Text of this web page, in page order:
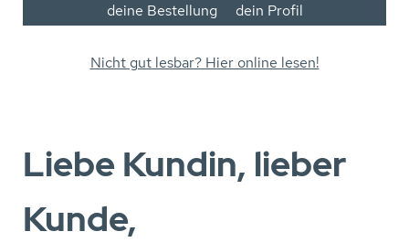
deine Bestellung dein Profil
Nicht gut lesbar? Hier online lesen!
Liebe Kundin, lieber
Kunde,